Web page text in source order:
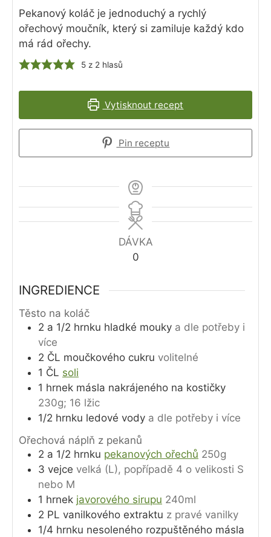
Pekanový koláč je jednoduchý a rychlý
ořechový moučník, který si zamiluje každý kdo
má rád ořechy.
5 z 2 hlasů
Vytisknout recept
Pin receptu
DÁVKA
0
INGREDIENCE
Těsto na koláč
2 a 1/2 hrnku hladké mouky a dle potřeby i
více
2 ČL moučkového cukru volitelné
1 ČL soli
1 hrnek másla nakrájeného na kostičky
230g; 16 lžic
1/2 hrnku ledové vody a dle potřeby i více
Ořechová náplň z pekanů
2 a 1/2 hrnku pekanových ořechů 250g
3 vejce velká (L), popřípadě 4 o velikosti S
nebo M
1 hrnek javorového sirupu 240ml
2 PL vanilkového extraktu z pravé vanilky
1/4 hrnku nesoleného rozpuštěného másla